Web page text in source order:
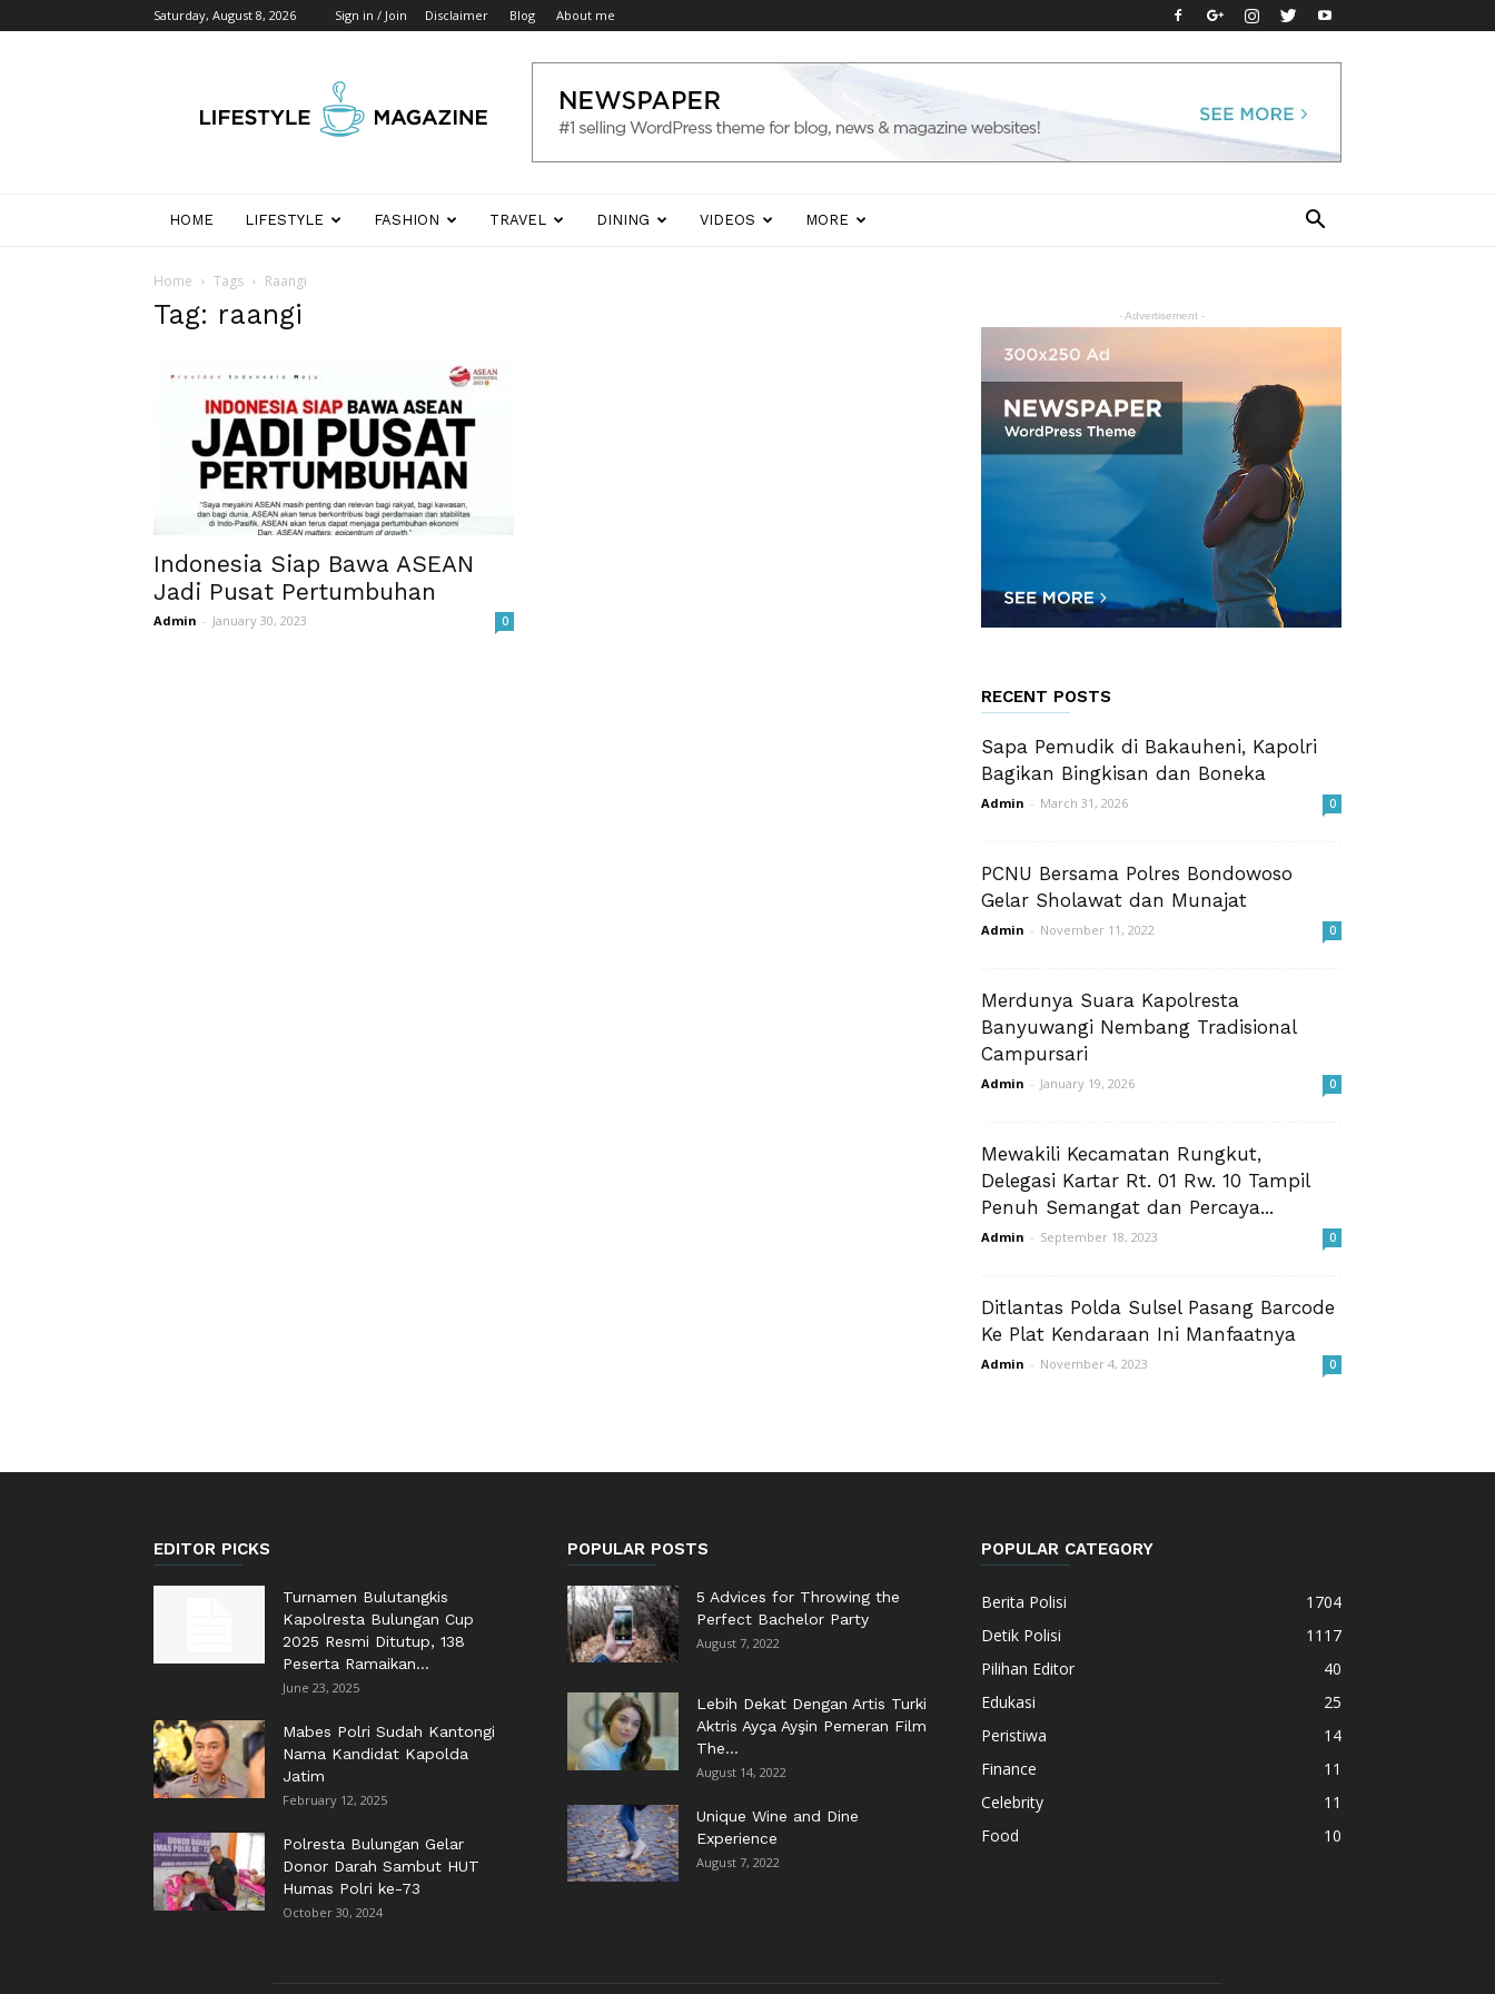
Saturday, August 8, 2026 Sign in / Join Disclaimer Blog About me
Indonesia
HOME LIFESTYLE FASHION TRAVEL DINING VIDEOS MORE
Home Tags Raangi
Tag: raangi
Indonesia Siap Bawa ASEAN
Jadi Pusat Pertumbuhan
Admin - January 30, 2023 0
- Advertisement -
RECENT POSTS
Sapa Pemudik di Bakauheni, Kapolri
Bagikan Bingkisan dan Boneka
Admin - March 31, 2026 0
PCNU Bersama Polres Bondowoso
Gelar Sholawat dan Munajat
Admin - November 11, 2022 0
Merdunya Suara Kapolresta
Banyuwangi Nembang Tradisional
Campursari
Admin - January 19, 2026 0
Mewakili Kecamatan Rungkut,
Delegasi Kartar Rt. 01 Rw. 10 Tampil
Penuh Semangat dan Percaya...
Admin - September 18, 2023 0
Ditlantas Polda Sulsel Pasang Barcode
Ke Plat Kendaraan Ini Manfaatnya
Admin - November 4, 2023 0
EDITOR PICKS
Turnamen Bulutangkis
Kapolresta Bulungan Cup
2025 Resmi Ditutup, 138
Peserta Ramaikan...
June 23, 2025
Mabes Polri Sudah Kantongi
Nama Kandidat Kapolda
Jatim
February 12, 2025
Polresta Bulungan Gelar
Donor Darah Sambut HUT
Humas Polri ke-73
October 30, 2024
POPULAR POSTS
5 Advices for Throwing the
Perfect Bachelor Party
August 7, 2022
Lebih Dekat Dengan Artis Turki
Aktris Ayça Ayşin Pemeran Film
The...
August 14, 2022
Unique Wine and Dine
Experience
August 7, 2022
POPULAR CATEGORY
Berita Polisi
1704
Detik Polisi
1117
Pilihan Editor
40
Edukasi
25
Peristiwa
14
Finance
11
Celebrity
11
Food
10